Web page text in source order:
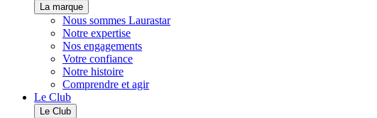
La marque
Nous sommes Laurastar
Notre expertise
Nos engagements
Votre confiance
Notre histoire
Comprendre et agir
Le Club
Le Club